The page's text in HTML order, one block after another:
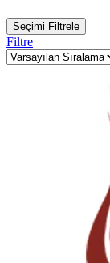
Seçimi Filtrele
Filtre